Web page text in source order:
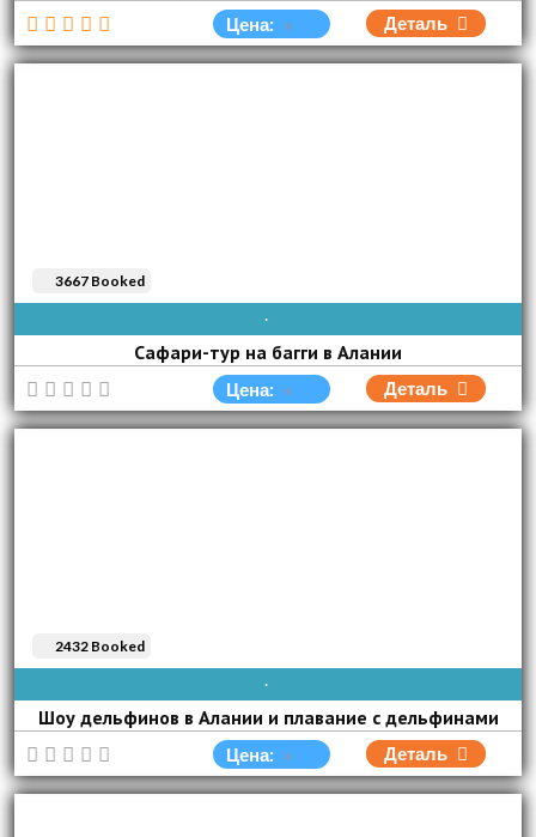
Цена: Деталь
AVAIBLE EVERY DAY
Сафари-тур на багги в Алании
3667 Booked
Цена: Деталь
AVAIBLE EVERY DAY
Шоу дельфинов в Алании и плавание с дельфинами
2432 Booked
Цена: Деталь